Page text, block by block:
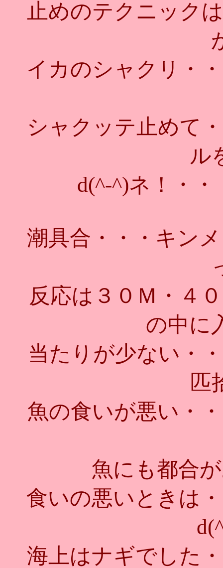
止めのテクニック
イカのシャクリ・
シャクッテ止めて
ル
d(^-^)ネ！・
潮具合・・・キン
反応は３０Ｍ・４
の中に
当たりが少ない・
匹
魚の食いが悪い・
魚にも都合
食いの悪いときは
海上はナギでした